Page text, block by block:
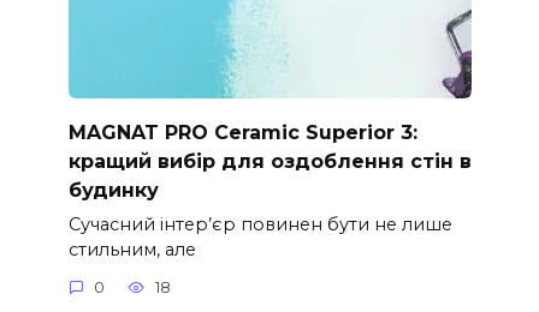
MAGNAT PRO Ceramic Superior 3:
кращий вибір для оздоблення стін в
будинку
Сучасний інтер’єр повинен бути не лише
стильним, але
0 18